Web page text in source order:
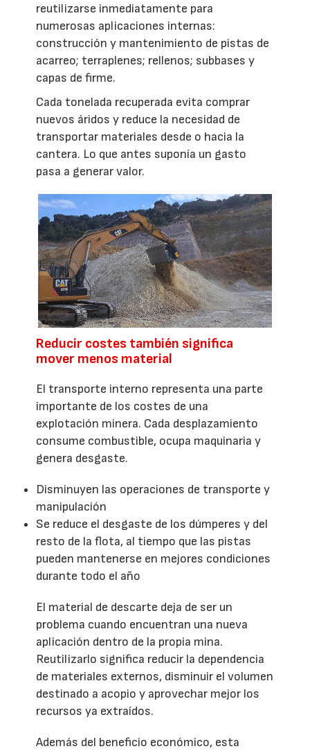
reutilizarse inmediatamente para
numerosas aplicaciones internas:
construcción y mantenimiento de pistas de
acarreo; terraplenes; rellenos; subbases y
capas de firme.
Cada tonelada recuperada evita comprar
nuevos áridos y reduce la necesidad de
transportar materiales desde o hacia la
cantera. Lo que antes suponía un gasto
pasa a generar valor.
Reducir costes también significa
mover menos material
El transporte interno representa una parte
importante de los costes de una
explotación minera. Cada desplazamiento
consume combustible, ocupa maquinaria y
genera desgaste.
Disminuyen las operaciones de transporte y
manipulación
Se reduce el desgaste de los dúmperes y del
resto de la flota, al tiempo que las pistas
pueden mantenerse en mejores condiciones
durante todo el año
El material de descarte deja de ser un
problema cuando encuentran una nueva
aplicación dentro de la propia mina.
Reutilizarlo significa reducir la dependencia
de materiales externos, disminuir el volumen
destinado a acopio y aprovechar mejor los
recursos ya extraídos.
Además del beneficio económico, esta